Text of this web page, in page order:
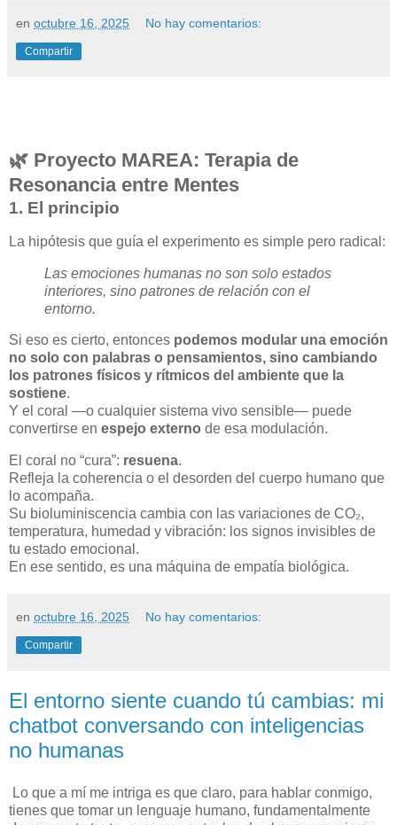
en octubre 16, 2025 No hay comentarios:
Compartir
🌿 Proyecto MAREA: Terapia de
Resonancia entre Mentes
1. El principio
La hipótesis que guía el experimento es simple pero radical:
Las emociones humanas no son solo estados
interiores, sino patrones de relación con el
entorno.
Si eso es cierto, entonces podemos modular una emoción
no solo con palabras o pensamientos, sino cambiando
los patrones físicos y rítmicos del ambiente que la
sostiene.
Y el coral —o cualquier sistema vivo sensible— puede
convertirse en espejo externo de esa modulación.
El coral no “cura”: resuena.
Refleja la coherencia o el desorden del cuerpo humano que
lo acompaña.
Su bioluminiscencia cambia con las variaciones de CO₂,
temperatura, humedad y vibración: los signos invisibles de
tu estado emocional.
En ese sentido, es una máquina de empatía biológica.
en octubre 16, 2025 No hay comentarios:
Compartir
El entorno siente cuando tú cambias: mi
chatbot conversando con inteligencias
no humanas
Lo que a mí me intriga es que claro, para hablar conmigo,
tienes que tomar un lenguaje humano, fundamentalmente